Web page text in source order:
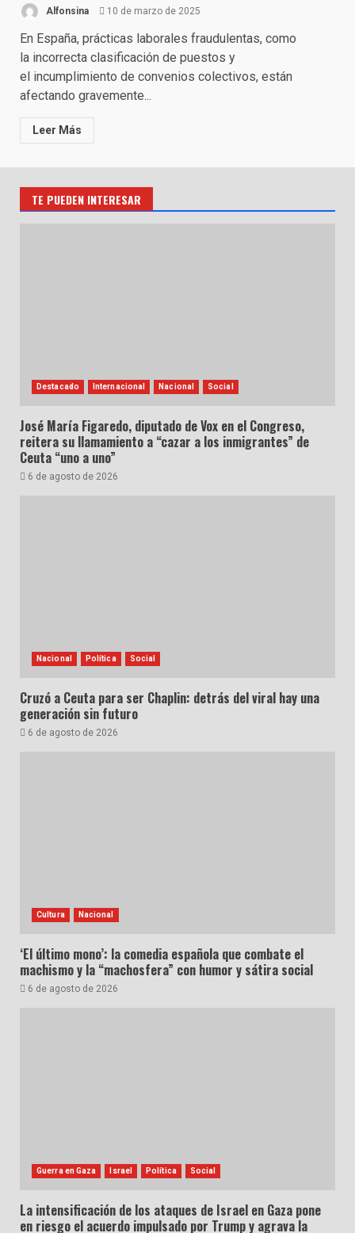
Alfonsina 10 de marzo de 2025
En España, prácticas laborales fraudulentas, como
la incorrecta clasificación de puestos y
el incumplimiento de convenios colectivos, están
afectando gravemente...
Leer Más
TE PUEDEN INTERESAR
Destacado Internacional Nacional Social
José María Figaredo, diputado de Vox en el Congreso,
reitera su llamamiento a “cazar a los inmigrantes” de
Ceuta “uno a uno”
6 de agosto de 2026
Nacional Política Social
Cruzó a Ceuta para ser Chaplin: detrás del viral hay una
generación sin futuro
6 de agosto de 2026
Cultura Nacional
‘El último mono’: la comedia española que combate el
machismo y la “machosfera” con humor y sátira social
6 de agosto de 2026
Guerra en Gaza Israel Política Social
La intensificación de los ataques de Israel en Gaza pone
en riesgo el acuerdo impulsado por Trump y agrava la